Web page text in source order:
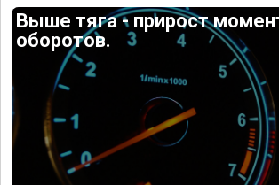
Выше тяга - прирост
оборотов.